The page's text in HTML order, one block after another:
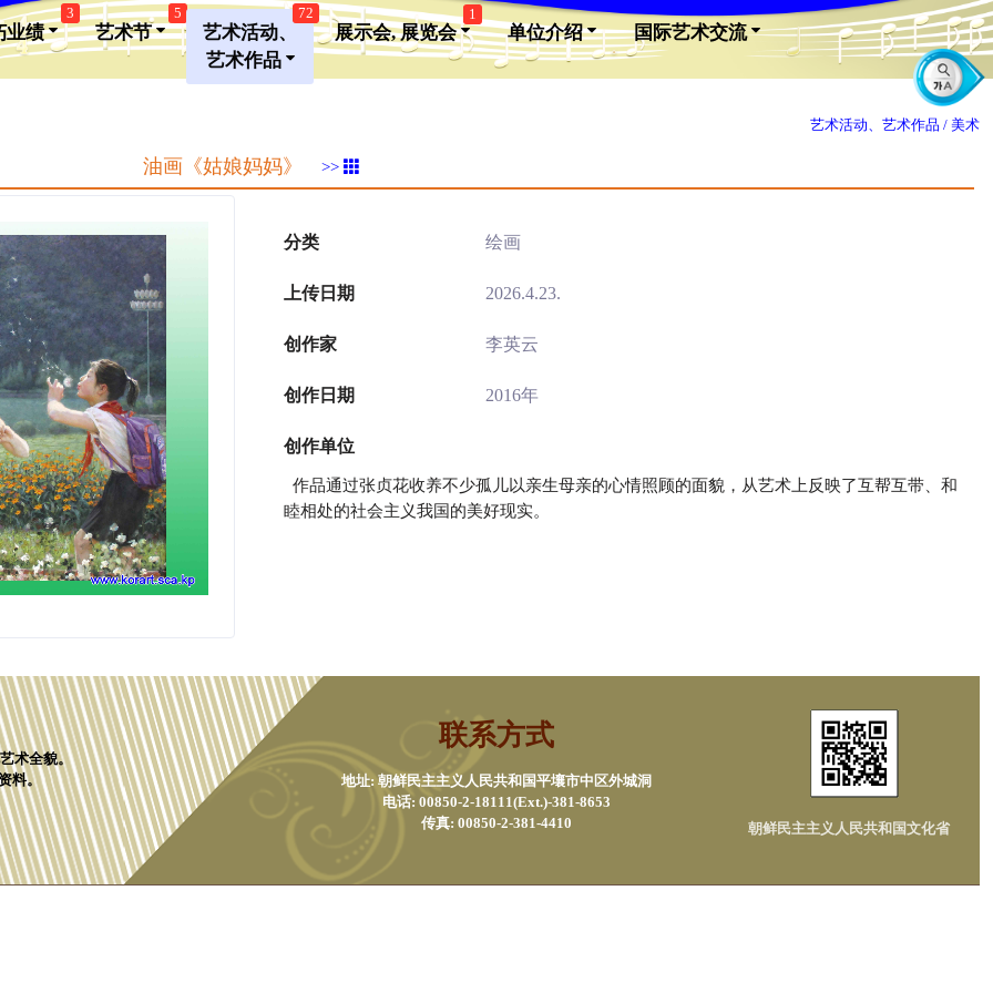
业绩
3
艺术节
5
艺术活动、
艺术作品
72
展示会, 展览会
1
单位介绍 国际艺术交流
艺术活动、艺术作品 / 美术
油画《姑娘妈妈》 >>
分类 绘画
上传日期 2026.4.23.
创作家 李英云
创作日期 2016年
创作单位
作品通过张贞花收养不少孤儿以亲生母亲的心情照顾的面貌，从艺术上反映了互帮互带、和
睦相处的社会主义我国的美好现实。
术全貌。
料。
联系方式
地址: 朝鲜民主主义人民共和国平壤市中区外城洞
电话: 00850-2-18111(Ext.)-381-8653
传真: 00850-2-381-4410
朝鲜民主主义人民共和国文化省